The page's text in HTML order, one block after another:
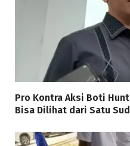
Pro Kontra Aksi Boti
Bisa Dilihat dari Satu